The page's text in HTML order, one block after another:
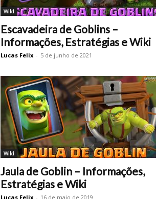
Wiki
Escavadeira de Goblins –
Informações, Estratégias e Wiki
Lucas Felix - 5 de junho de 2021
Wiki
Jaula de Goblin – Informações,
Estratégias e Wiki
Lucas Felix - 16 de maio de 2019